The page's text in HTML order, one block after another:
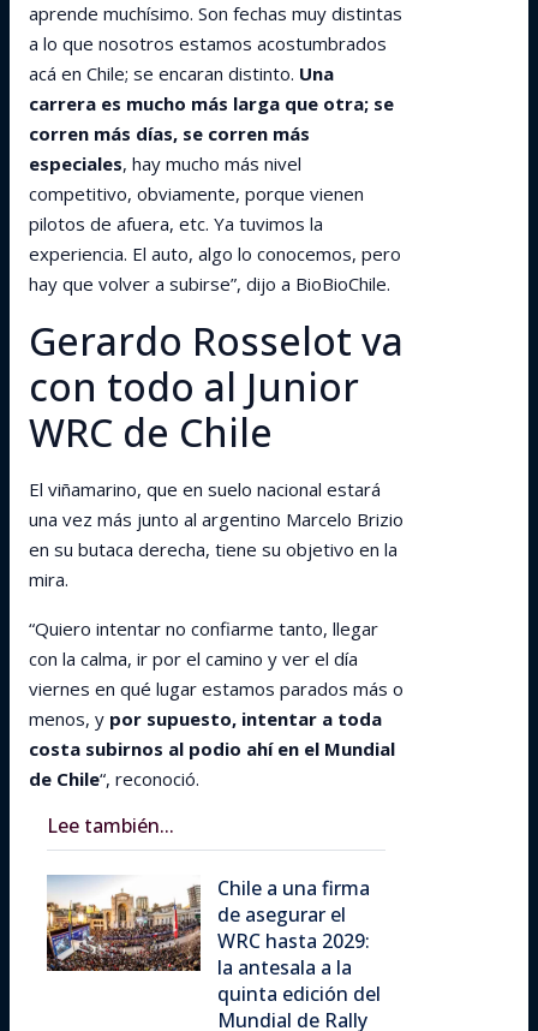
aprende muchísimo. Son fechas muy distintas
a lo que nosotros estamos acostumbrados
acá en Chile; se encaran distinto. Una
carrera es mucho más larga que otra; se
corren más días, se corren más
especiales, hay mucho más nivel
competitivo, obviamente, porque vienen
pilotos de afuera, etc. Ya tuvimos la
experiencia. El auto, algo lo conocemos, pero
hay que volver a subirse”, dijo a BioBioChile.
Gerardo Rosselot va
con todo al Junior
WRC de Chile
El viñamarino, que en suelo nacional estará
una vez más junto al argentino Marcelo Brizio
en su butaca derecha, tiene su objetivo en la
mira.
“Quiero intentar no confiarme tanto, llegar
con la calma, ir por el camino y ver el día
viernes en qué lugar estamos parados más o
menos, y por supuesto, intentar a toda
costa subirnos al podio ahí en el Mundial
de Chile“, reconoció.
Lee también...
Chile a una firma
de asegurar el
WRC hasta 2029:
la antesala a la
quinta edición del
Mundial de Rally